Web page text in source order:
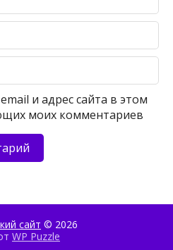
и адрес сайта в этом
моих комментариев
сайт © 2026
WP Puzzle